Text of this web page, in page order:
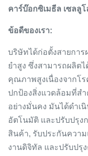
คาร์บ๊อกซิเมธีล เซลลู
ข้อดีของเรา:
บริษัทได้ก่อตั้งสายกา
ยําสูง ซึ่งสามารถผลิต
คุณภาพสูงเนื่องจากโ
ปกป้องสิ่งแวดล้อมที่สํ
อย่างมั่นคง มันได้ดําเ
อัตโนมัติ และปรับปรุง
สินค้า, รับประกันควา
งานดิจิทัล และปรับปรุ